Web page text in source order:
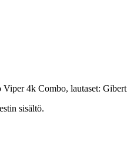
4k Combo, lautaset:
sisältö.